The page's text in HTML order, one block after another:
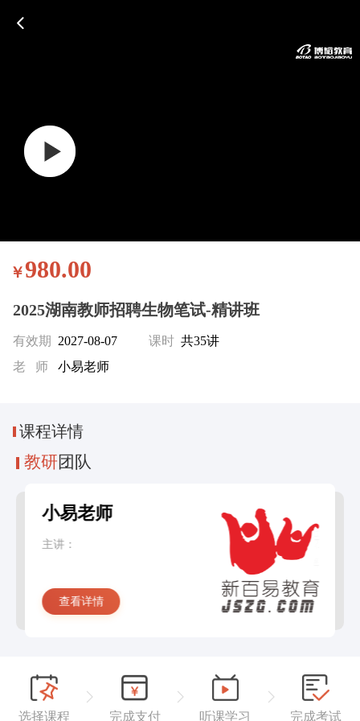
￥980.00
2025湖南教师招聘生物笔试-精讲班
有效期 2027-08-07 课时共35讲
老 师
小易老师
课程详情
教研团队
小易老师
主讲：
查看详情
选择课程 完成支付 听课学习 完成考试